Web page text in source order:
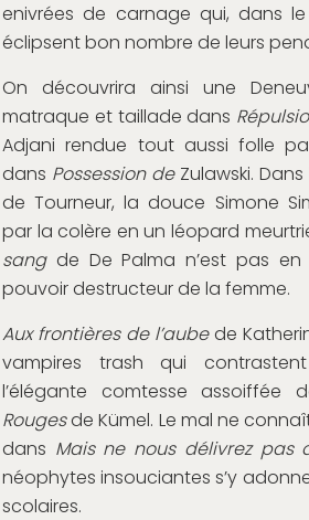
enivrées de carnage qui, dans le
éclipsent bon nombre de leurs
On découvrira ainsi une
matraque et taillade dans
Adjani rendue tout aussi folle
dans Possession de Zulawski.
de Tourneur, la douce Simone
par la colère en un léopard
sangde De Palma n’est pas en
pouvoir destructeur de la femme.
Aux frontières de l’aubede
vampires trash qui
l’élégante comtesse assoiffée
Rougesde Kümel. Le mal ne
dans Mais ne nous délivrez pas
néophytes insouciantes s’y
scolaires.